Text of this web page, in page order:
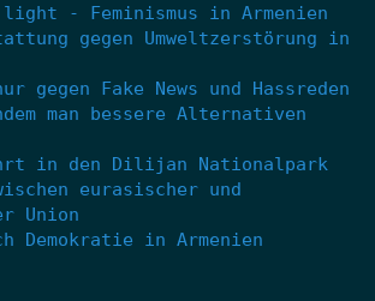
- Feminismus in Armenien
gegen Umweltzerstörung in
gegen Fake News und Hassreden
man bessere Alternativen
in den Dilijan Nationalpark
eurasischer und
Union
Demokratie in Armenien